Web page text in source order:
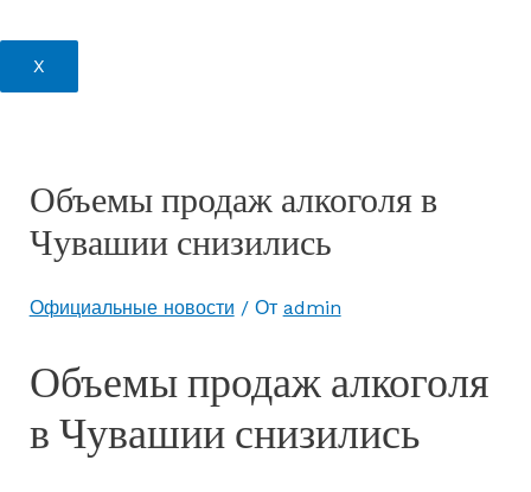
X
Объемы продаж алкоголя в
Чувашии снизились
Официальные новости / От admin
Объемы продаж алкоголя
в Чувашии снизились